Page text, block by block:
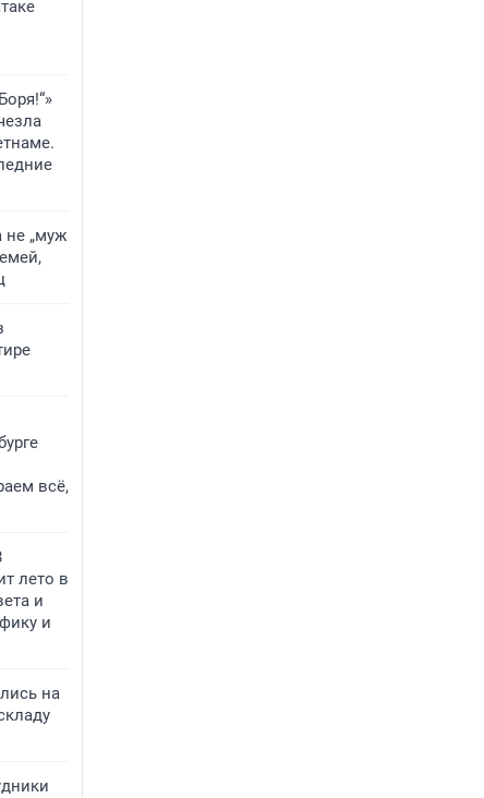
не „муж
всё,
лето в
и
и
на